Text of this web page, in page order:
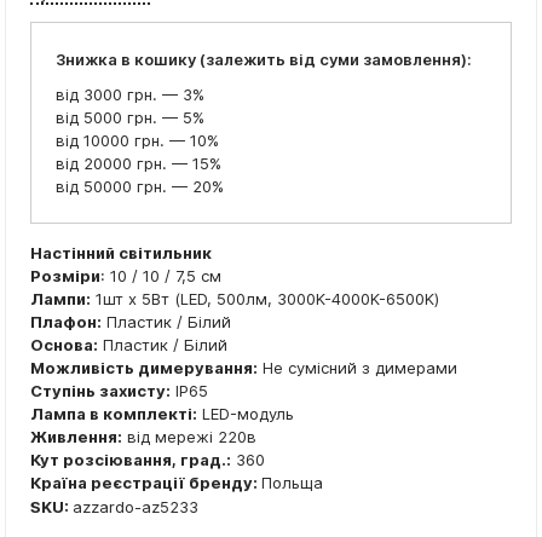
Знижка в кошику (залежить від суми замовлення):
від 3000 грн. — 3%
від 5000 грн. — 5%
від 10000 грн. — 10%
від 20000 грн. — 15%
від 50000 грн. — 20%
Настінний світильник
Розміри: 10 / 10 / 7,5 см
Лампи: 1шт x 5Вт (LED, 500лм, 3000K-4000K-6500K)
Плафон: Пластик / Білий
Основа: Пластик / Білий
Можливість димерування: Не сумісний з димерами
Ступінь захисту: IP65
Лампа в комплекті: LED-модуль
Живлення: від мережі 220в
Кут розсіювання, град.: 360
Країна реєстрації бренду: Польща
SKU: azzardo-az5233